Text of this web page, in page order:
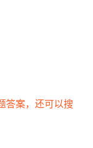
答案，还可以搜